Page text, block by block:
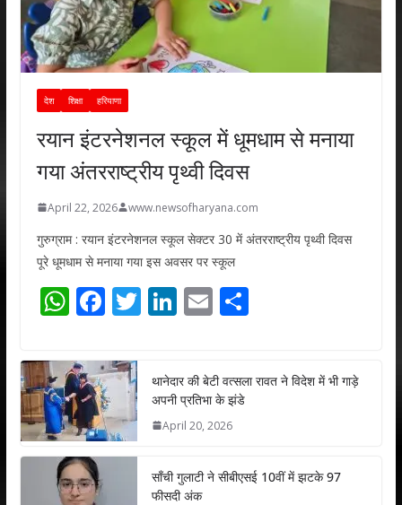
देश शिक्षा हरियाणा
रयान इंटरनेशनल स्कूल में धूमधाम से मनाया
गया अंतरराष्ट्रीय पृथ्वी दिवस
April 22, 2026 www.newsofharyana.com
गुरुग्राम : रयान इंटरनेशनल स्कूल सेक्टर 30 में अंतरराष्ट्रीय पृथ्वी दिवस
पूरे धूमधाम से मनाया गया इस अवसर पर स्कूल
W
at
s
A
p
p
F
e
b
o
o
T
er
Li
e
dI
E
l
S
e
थानेदार की बेटी वत्सला रावत ने विदेश में भी गाड़े
अपनी प्रतिभा के झंडे
April 20, 2026
साँची गुलाटी ने सीबीएसई 10वीं में झटके 97
फीसदी अंक